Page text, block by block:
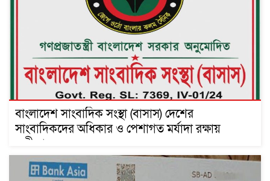
বাংলাদেশ সাংবাদিক সংস্থা (বাসাস) দেশের
সাংবাদিকদের অধিকার ও পেশাগত মর্যাদা রক্ষায়
অঙ্গীকারবদ্ধ